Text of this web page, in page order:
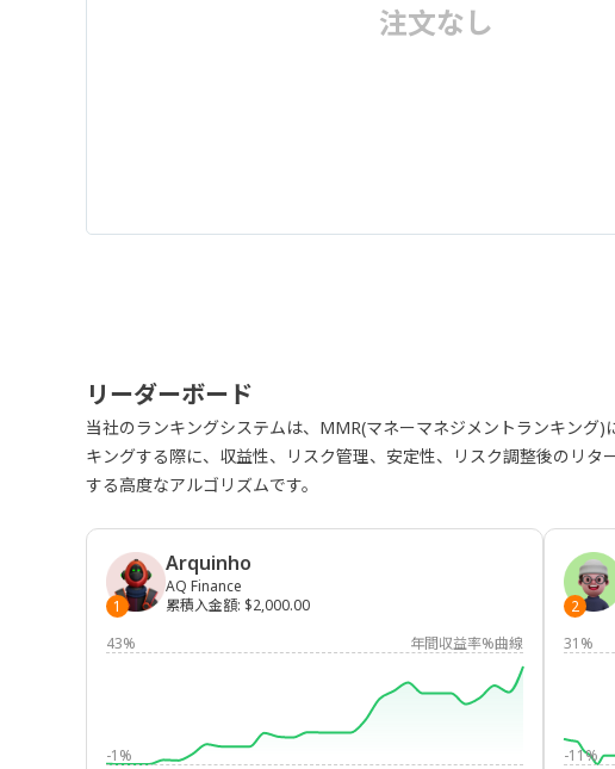
注文なし
リーダーボード
当社のランキングシステムは、MMR(マネーマネジメントランキング
キングする際に、収益性、リスク管理、安定性、リスク調整後のリタ
する高度なアルゴリズムです。
1
Arquinho
AQ Finance
累積入金額: $2,000.00
43%
年間収益率%曲線
-1%
2
31%
-11%